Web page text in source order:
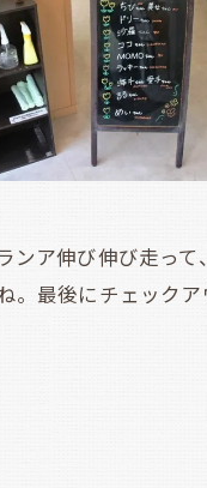
ア伸び伸び走って
。最後にチェックア